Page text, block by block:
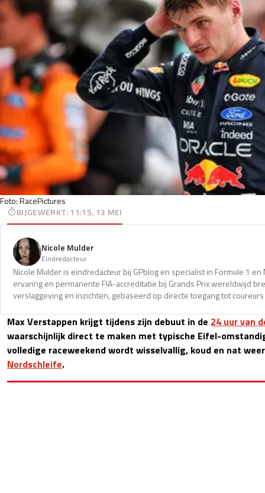
Foto: RacePictures
BIJGEWERKT:11:15, 13 MEI
Nicole Mulder
Eindredacteur
Nicole Mulder is eindredacteur bij GPblog en specialist in Formule 1 en
ervaring en permanente FIA-accreditatie bij Grands Prix wereldwijd
verslaggeving en inzichten, gebaseerd op directe toegang tot
Max Verstappen krijgt tijdens zijn debuut in de 24 uur van
waarschijnlijk direct te maken met typische Eifel-
volledige raceweekend wordt wisselvallig, koud en nat
Nordschleife.